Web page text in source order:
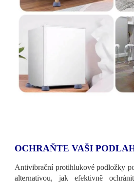
OCHRAŇTE VAŠI
Antivibrační protihlukové podložky
alternativou, jak efektivně